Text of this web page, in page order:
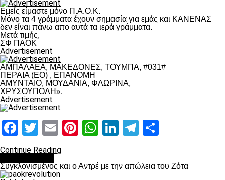
Εμείς είμαστε μόνο Π.Α.Ο.Κ.
Μόνο τα 4 γράμματα έχουν σημασία για εμάς και ΚΑΝΕΝΑΣ
δεν είναι πάνω απο αυτά τα ιερά γράμματα.
Μετά τιμής,
ΣΦ ΠΑΟΚ
Advertisement
ΑΜΠΑΛΑΕΑ, ΜΑΚΕΔΟΝΕΣ, ΤΟΥΜΠΑ, #031#
ΠΕΡΑΙΑ (ΕΟ) , ΕΠΑΝΟΜΗ
ΑΜΥΝΤΑΙΟ, ΜΟΥΔΑΝΙΑ, ΦΛΩΡΙΝΑ,
ΧΡΥΣΟΥΠΟΛΗ».
Advertisement
Facebook
Twitter
EmailPinterest
WhatsApp
LinkedIn
Telegram
Continue Reading
Συγκλονισμένος και ο Αντρέ με την απώλεια του Ζότα